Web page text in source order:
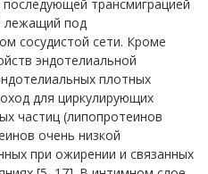
трансмиграцией
лежащий под
сосудистой сети. Кроме
эндотелиальной
плотных
для циркулирующих
частиц (липопротеинов
очень низкой
при ожирении и связанных